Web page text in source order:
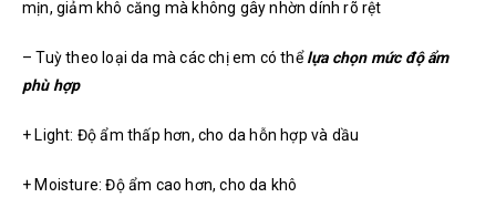
mịn, giảm khô căng mà không gây nhờn dính rõ rệt
– Tuỳ theo loại da mà các chị em có thểlựa chọn mức độ ẩm
phù hợp
+ Light: Độ ẩm thấp hơn, cho da hỗn hợp và dầu
+ Moisture: Độ ẩm cao hơn, cho da khô